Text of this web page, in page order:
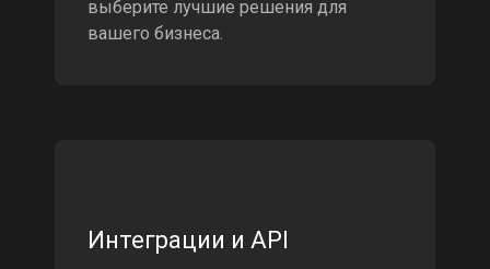
выберите лучшие решения для
вашего бизнеса.
Интеграции и API